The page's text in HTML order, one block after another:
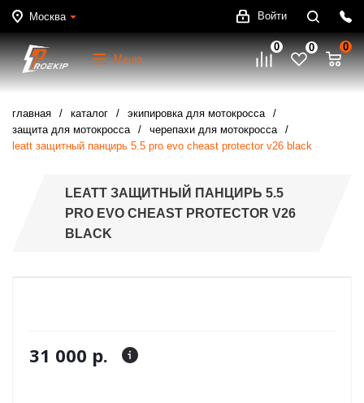
Москва Войти
Меню
0 0 0
главная каталог
экипировка для мотокросса
защита для мотокросса
черепахи для мотокросса
leatt защитный панцирь 5.5 pro evo cheast protector v26 black
LEATT ЗАЩИТНЫЙ ПАНЦИРЬ 5.5
PRO EVO CHEAST PROTECTOR V26
BLACK
31 000 р.